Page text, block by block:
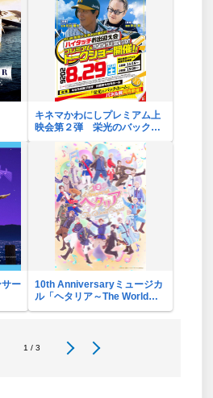
キネマかわにしプレミアム上
映会第２弾 栄光のバックホ
ー
10th Anniversaryミュージカ
ル「ヘタリア～The World
1 / 3